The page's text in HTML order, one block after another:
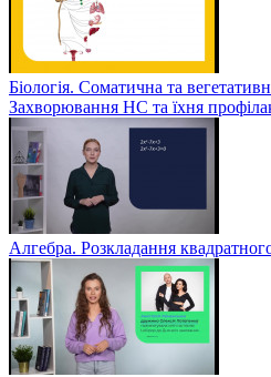
Біологія. Соматична та
Захворювання НС та їхня
Алгебра. Розкладання